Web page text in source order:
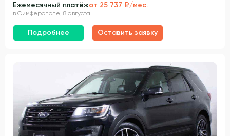
Ежемесячный платёжот 25 737 ₽/мес.
в Симферополе, 8 августа
Подробнее Оставить заявку